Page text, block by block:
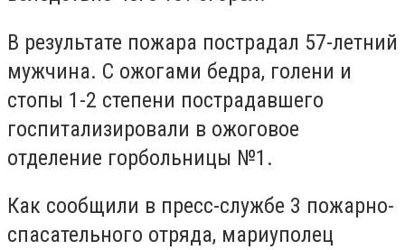
В результате пожара пострадал 57-летний
мужчина. С ожогами бедра, голени и
стопы 1-2 степени пострадавшего
госпитализировали в ожоговое
отделение горбольницы №1.
Как сообщили в пресс-службе 3 пожарно-
спасательного отряда, мариуполец